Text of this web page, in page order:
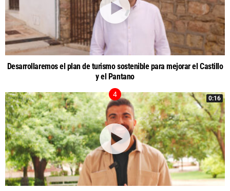
Desarrollaremos el plan de turismo sostenible para mejorar el Castillo
y el Pantano
0:16